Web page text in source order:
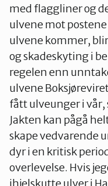
med flaggliner og
ulvene mot
ulvene kommer,
og skadeskyting i
regelen enn
ulvene
fått ulveunger i vår,
Jakten kan pågå
skape vedvarende
dyr i en kritisk
overlevelse. Hvis